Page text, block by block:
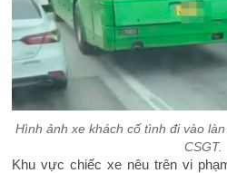
Hình ảnh xe khách cố tình đi vào
CSGT.
Khu vực chiếc xe nêu trên vi